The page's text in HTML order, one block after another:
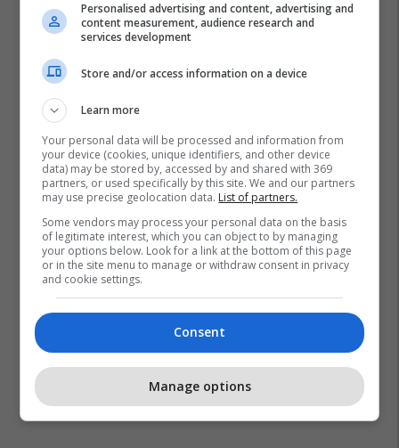
Gjermania
Personalised advertising and content, advertising and
content measurement, audience research and
services development
Store and/or access information on a device
Learn more
Your personal data will be processed and information from
your device (cookies, unique identifiers, and other device
data) may be stored by, accessed by and shared with 369
partners, or used specifically by this site. We and our partners
may use precise geolocation data. List of partners.
Some vendors may process your personal data on the basis
of legitimate interest, which you can object to by managing
your options below. Look for a link at the bottom of this page
or in the site menu to manage or withdraw consent in privacy
and cookie settings.
Consent
Manage options